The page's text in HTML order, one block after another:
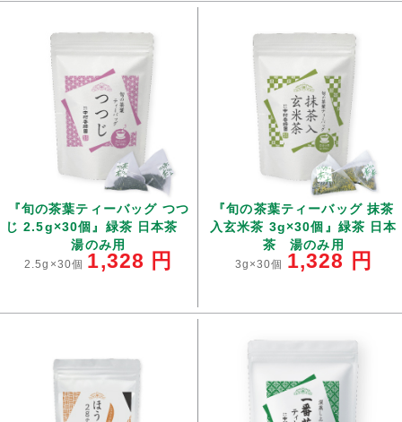
『旬の茶葉ティーバッグ つつ
じ 2.5g×30個』緑茶 日本茶
湯のみ用
2.5g×30個 1,328 円
『旬の茶葉ティーバッグ 抹茶
入玄米茶 3g×30個』緑茶 日本
茶 湯のみ用
3g×30個 1,328 円